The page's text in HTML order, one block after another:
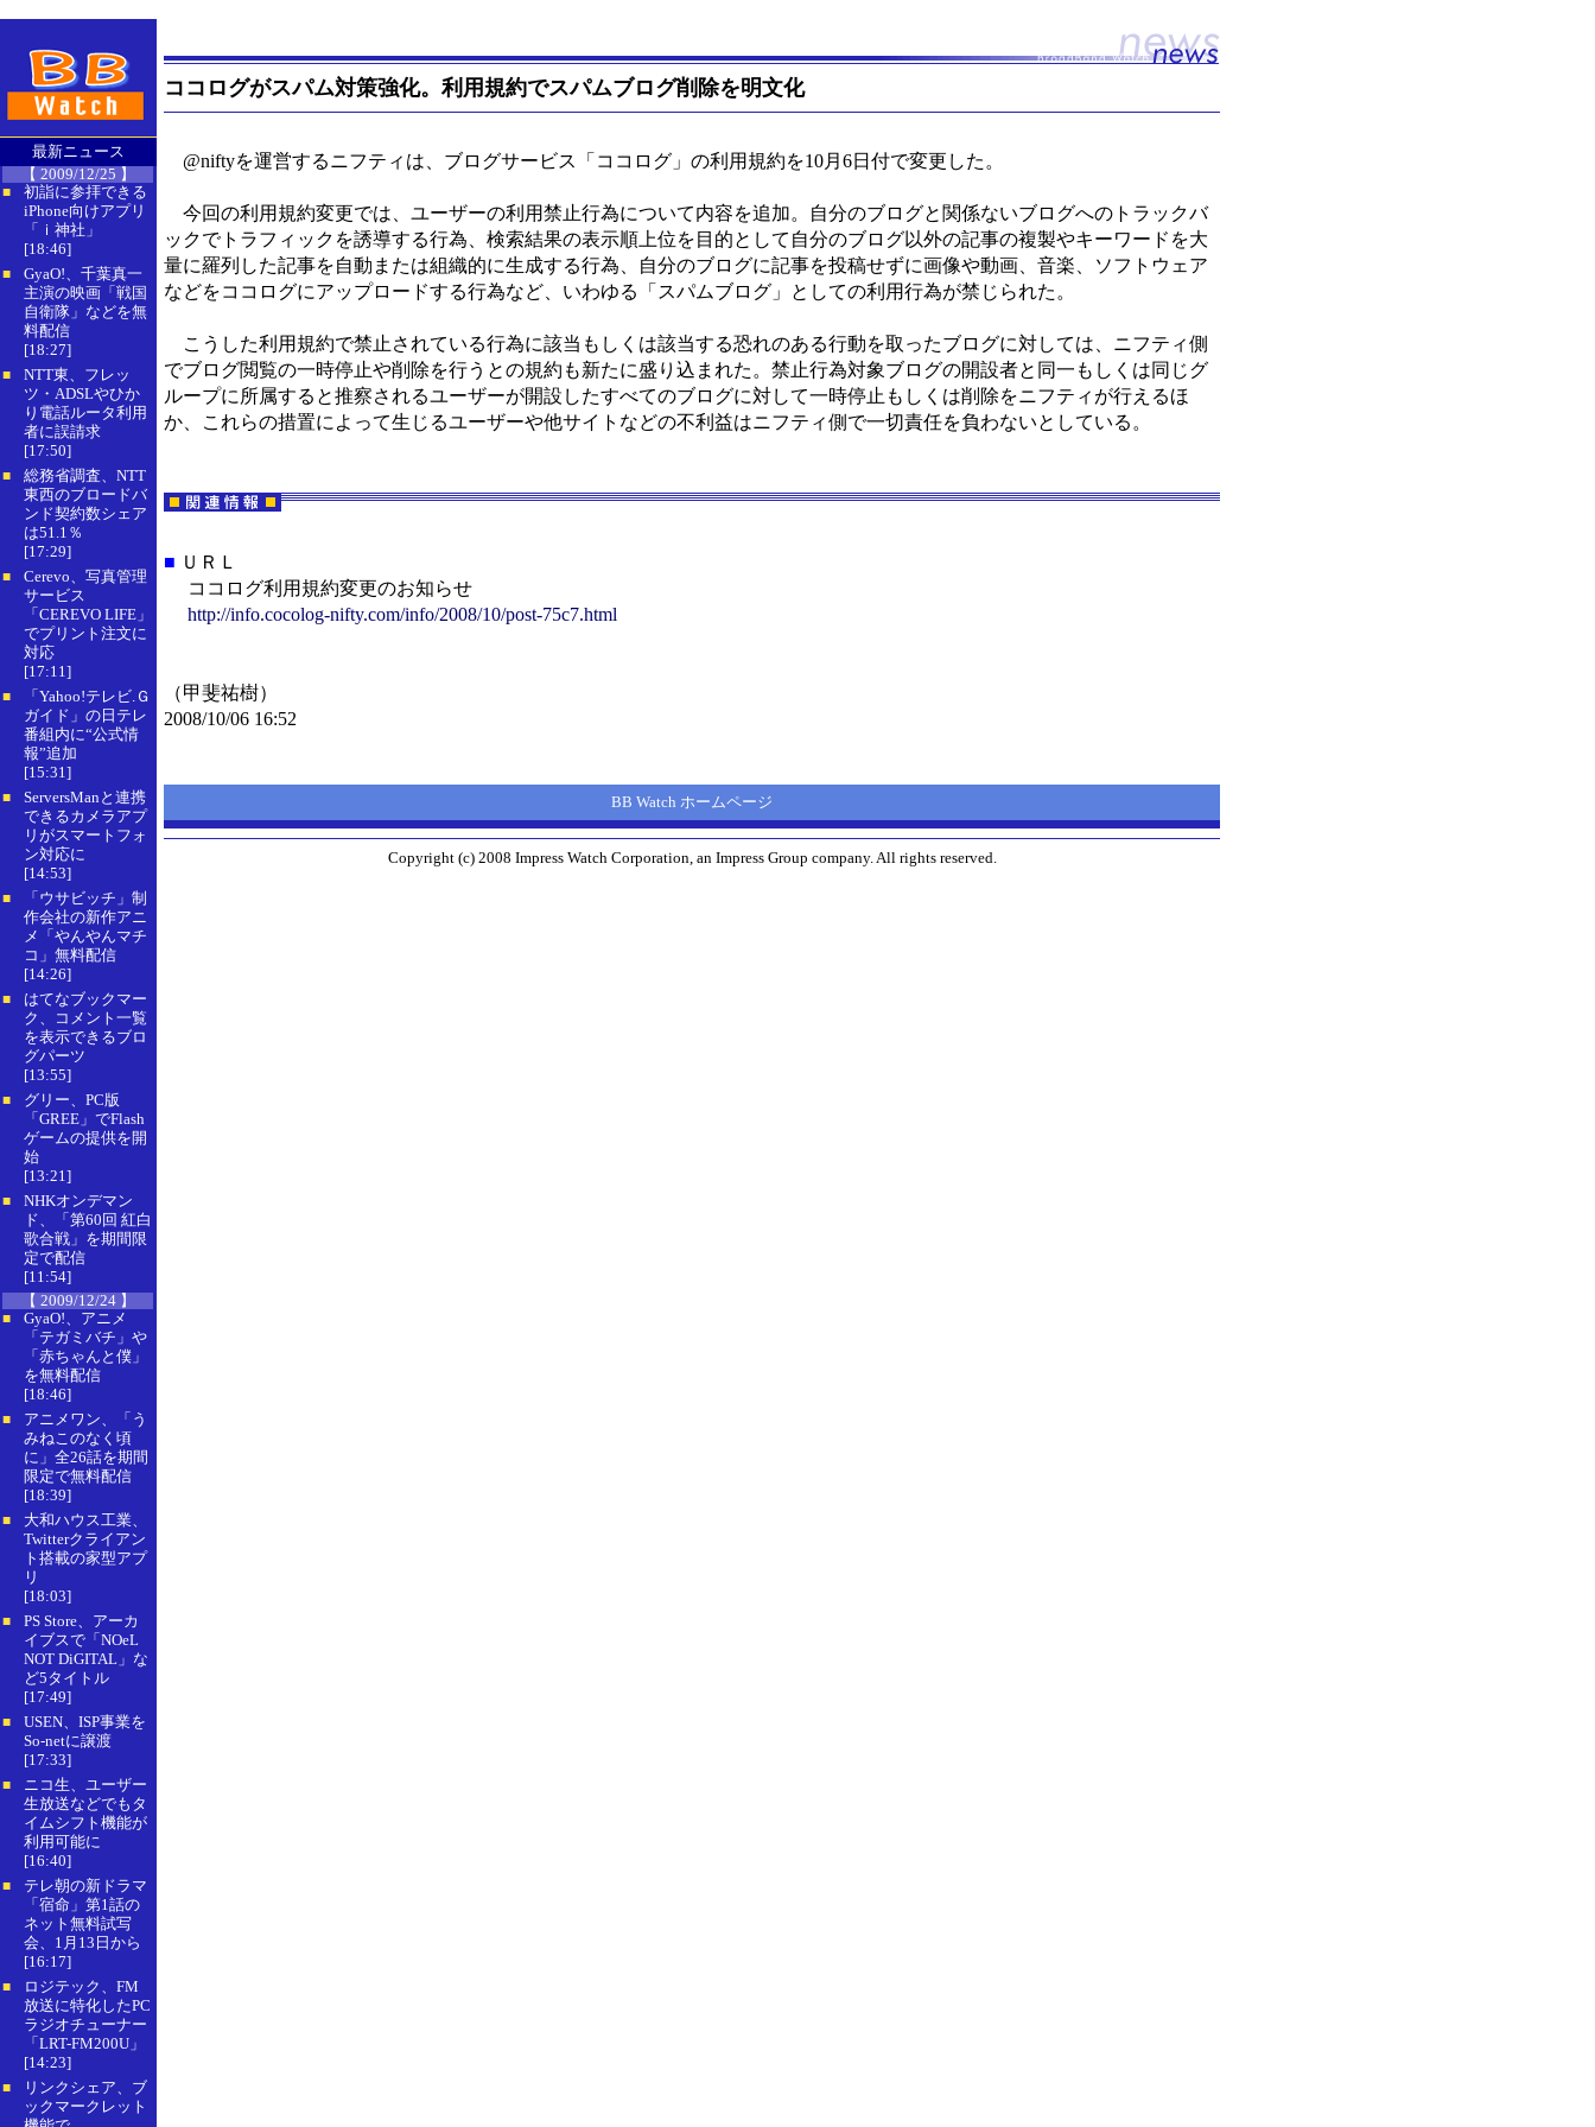
最新ニュース
【 2009/12/25 】
■
初詣に参拝できる
iPhone向けアプリ
「ｉ神社」
[18:46]
■
GyaO!、千葉真一
主演の映画「戦国
自衛隊」などを無
料配信
[18:27]
■
NTT東、フレッ
ツ・ADSLやひか
り電話ルータ利用
者に誤請求
[17:50]
■
総務省調査、NTT
東西のブロードバ
ンド契約数シェア
は51.1％
[17:29]
■
Cerevo、写真管理
サービス
「CEREVO LIFE」
でプリント注文に
対応
[17:11]
■
「Yahoo!テレビ.Ｇ
ガイド」の日テレ
番組内に“公式情
報”追加
[15:31]
■
ServersManと連携
できるカメラアプ
リがスマートフォ
ン対応に
[14:53]
■
「ウサビッチ」制
作会社の新作アニ
メ「やんやんマチ
コ」無料配信
[14:26]
■
はてなブックマー
ク、コメント一覧
を表示できるブロ
グパーツ
[13:55]
■
グリー、PC版
「GREE」でFlash
ゲームの提供を開
始
[13:21]
■
NHKオンデマン
ド、「第60回 紅白
歌合戦」を期間限
定で配信
[11:54]
【 2009/12/24 】
■
GyaO!、アニメ
「テガミバチ」や
「赤ちゃんと僕」
を無料配信
[18:46]
■
アニメワン、「う
みねこのなく頃
に」全26話を期間
限定で無料配信
[18:39]
■
大和ハウス工業、
Twitterクライアン
ト搭載の家型アプ
リ
[18:03]
■
PS Store、アーカ
イブスで「NOeL
NOT DiGITAL」な
ど5タイトル
[17:49]
■
USEN、ISP事業を
So-netに譲渡
[17:33]
■
ニコ生、ユーザー
生放送などでもタ
イムシフト機能が
利用可能に
[16:40]
■
テレ朝の新ドラマ
「宿命」第1話の
ネット無料試写
会、1月13日から
[16:17]
■
ロジテック、FM
放送に特化したPC
ラジオチューナー
「LRT-FM200U」
[14:23]
■
リンクシェア、ブ
ックマークレット
ココログがスパム対策強化。利用規約でスパムブログ削除を明文化
@niftyを運営するニフティは、ブログサービス「ココログ」の利用規約を10月6日付で変更した。
今回の利用規約変更では、ユーザーの利用禁止行為について内容を追加。自分のブログと関係ないブログへのトラックバ
ックでトラフィックを誘導する行為、検索結果の表示順上位を目的として自分のブログ以外の記事の複製やキーワードを大
量に羅列した記事を自動または組織的に生成する行為、自分のブログに記事を投稿せずに画像や動画、音楽、ソフトウェア
などをココログにアップロードする行為など、いわゆる「スパムブログ」としての利用行為が禁じられた。
こうした利用規約で禁止されている行為に該当もしくは該当する恐れのある行動を取ったブログに対しては、ニフティ側
でブログ閲覧の一時停止や削除を行うとの規約も新たに盛り込まれた。禁止行為対象ブログの開設者と同一もしくは同じグ
ループに所属すると推察されるユーザーが開設したすべてのブログに対して一時停止もしくは削除をニフティが行えるほ
か、これらの措置によって生じるユーザーや他サイトなどの不利益はニフティ側で一切責任を負わないとしている。
■ ＵＲＬ
ココログ利用規約変更のお知らせ
http://info.cocolog-nifty.com/info/2008/10/post-75c7.html
（甲斐祐樹）
2008/10/06 16:52
BB Watch ホームページ
Copyright (c) 2008 Impress Watch Corporation, an Impress Group company. All rights reserved.